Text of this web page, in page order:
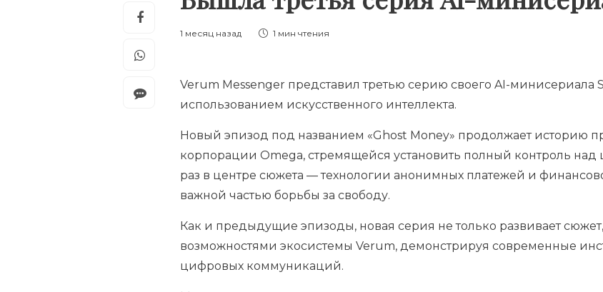
1 месяц назад 1 мин чтения
Verum Messenger представил третью серию своего AI-минисериала
использованием искусственного интеллекта.
Новый эпизод под названием «Ghost Money» продолжает историю
корпорации Omega, стремящейся установить полный контроль
раз в центре сюжета — технологии анонимных платежей и
важной частью борьбы за свободу.
Как и предыдущие эпизоды, новая серия не только развивает
возможностями экосистемы Verum, демонстрируя современные
цифровых коммуникаций.